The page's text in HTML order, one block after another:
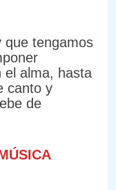
que tengamos
alma, hasta
canto y
de